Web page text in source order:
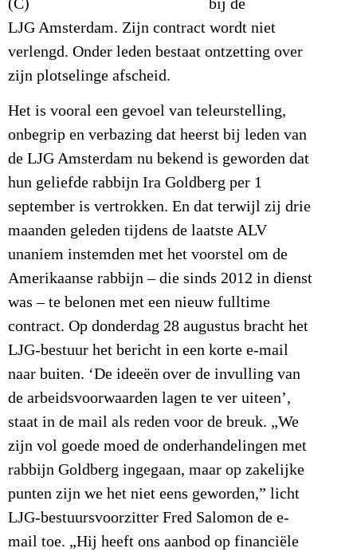
bij de
LJG Amsterdam. Zijn contract wordt niet
verlengd. Onder leden bestaat ontzetting over
zijn plotselinge afscheid.
Het is vooral een gevoel van teleurstelling,
onbegrip en verbazing dat heerst bij leden van
de LJG Amsterdam nu bekend is geworden dat
hun geliefde rabbijn Ira Goldberg per 1
september is vertrokken. En dat terwijl zij drie
maanden geleden tijdens de laatste ALV
unaniem instemden met het voorstel om de
Amerikaanse rabbijn – die sinds 2012 in dienst
was – te belonen met een nieuw fulltime
contract. Op donderdag 28 augustus bracht het
LJG-bestuur het bericht in een korte e-mail
naar buiten. ‘De ideeën over de invulling van
de arbeidsvoorwaarden lagen te ver uiteen’,
staat in de mail als reden voor de breuk. „We
zijn vol goede moed de onderhandelingen met
rabbijn Goldberg ingegaan, maar op zakelijke
punten zijn we het niet eens geworden,” licht
LJG-bestuursvoorzitter Fred Salomon de e-
mail toe. „Hij heeft ons aanbod op financiële